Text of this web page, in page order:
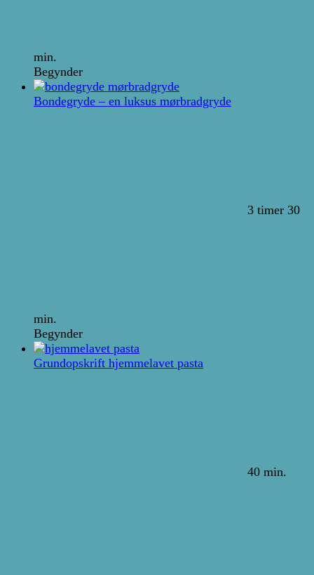
min.
Begynder
Bondegryde – en luksus mørbradgryde
3 timer 30
min.
Begynder
Grundopskrift hjemmelavet pasta
40 min.